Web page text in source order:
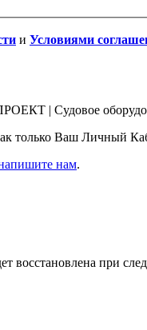
и Условиями
| Судовое
только Ваш Личный
нам.
восстановлена при